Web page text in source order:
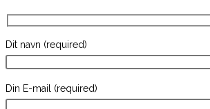
Dit navn (required)
Din E-mail (required)